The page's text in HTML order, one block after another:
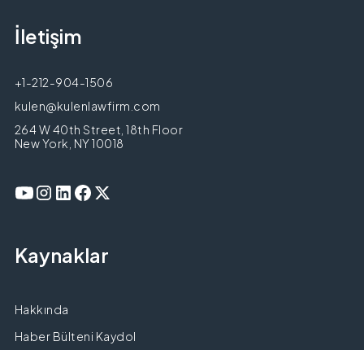
İletişim
+1-212-904-1506
kulen@kulenlawfirm.com
264 W 40th Street, 18th Floor
New York, NY 10018
Kaynaklar
Hakkında
Haber Bülteni Kaydol